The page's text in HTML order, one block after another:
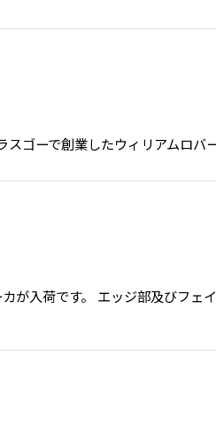
スゴーで創業したウィリアムロ
が入荷です。 エッジ部及びフ